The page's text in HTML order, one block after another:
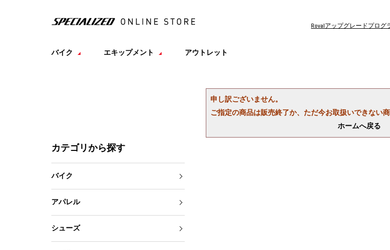
Rovalアップグレードプログ
バイク エキップメント アウトレット
申し訳ございません。
ご指定の商品は販売終了か、ただ今お取扱いできない商
ホームへ戻る
カテゴリから探す
バイク
アパレル
シューズ